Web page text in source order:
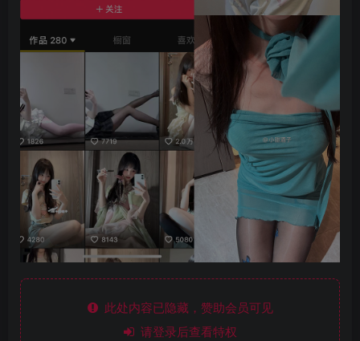
此处内容已隐藏，赞助会员可见
请登录后查看特权